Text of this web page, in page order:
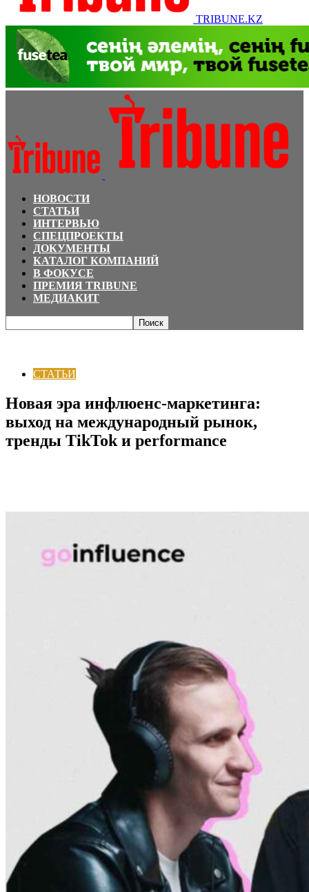
TRIBUNE.KZ
НОВОСТИ
СТАТЬИ
ИНТЕРВЬЮ
СПЕЦПРОЕКТЫ
ДОКУМЕНТЫ
КАТАЛОГ КОМПАНИЙ
В ФОКУСЕ
ПРЕМИЯ TRIBUNE
МЕДИАКИТ
СТАТЬИ
Новая эра инфлюенс-маркетинга:
выход на международный рынок,
тренды TikTok и performance